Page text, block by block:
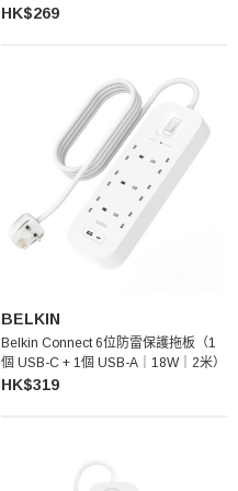
HK$269
BELKIN
Belkin Connect 6位防雷保護拖板（1
個 USB-C + 1個 USB-A｜18W｜2米）
HK$319